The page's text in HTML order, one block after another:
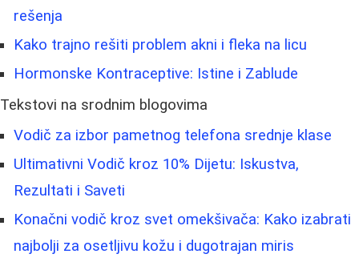
rešenja
Kako trajno rešiti problem akni i fleka na licu
Hormonske Kontraceptive: Istine i Zablude
Tekstovi na srodnim blogovima
Vodič za izbor pametnog telefona srednje klase
Ultimativni Vodič kroz 10% Dijetu: Iskustva,
Rezultati i Saveti
Konačni vodič kroz svet omekšivača: Kako izabrati
najbolji za osetljivu kožu i dugotrajan miris